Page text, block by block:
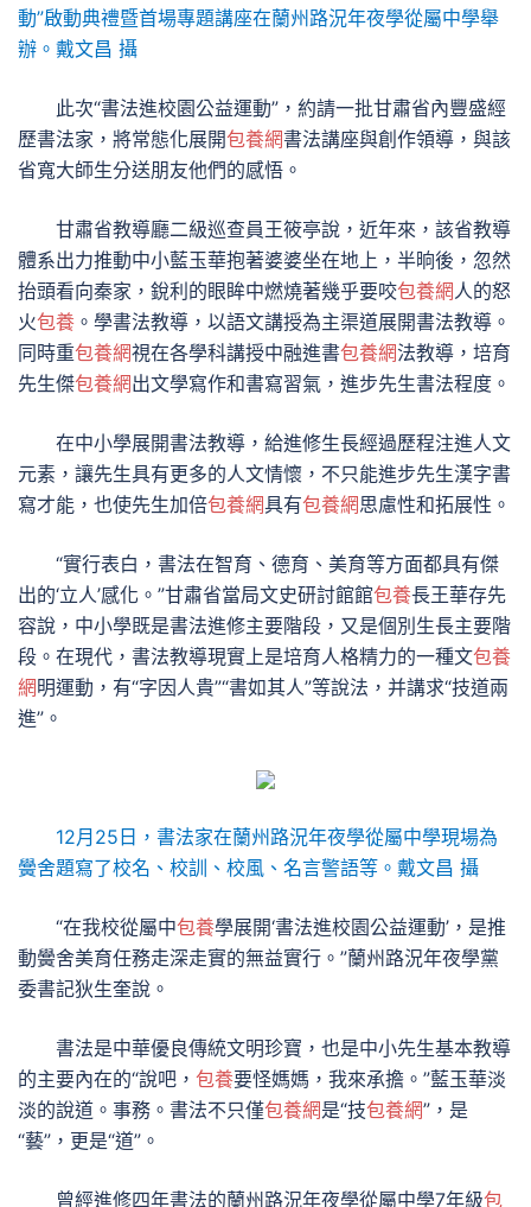
動”啟動典禮暨首場專題講座在蘭州路況年夜學從屬中學舉
辦。戴文昌 攝
此次“書法進校園公益運動”，約請一批甘肅省內豐盛經
歷書法家，將常態化展開包養網書法講座與創作領導，與該
省寬大師生分送朋友他們的感悟。
甘肅省教導廳二級巡查員王筱亭說，近年來，該省教導
體系出力推動中小藍玉華抱著婆婆坐在地上，半晌後，忽然
抬頭看向秦家，銳利的眼眸中燃燒著幾乎要咬包養網人的怒
火包養 。學書法教導，以語文講授為主渠道展開書法教導。
同時重包養網視在各學科講授中融進書包養網法教導，培育
先生傑包養網出文學寫作和書寫習氣，進步先生書法程度。
在中小學展開書法教導，給進修生長經過歷程注進人文
元素，讓先生具有更多的人文情懷，不只能進步先生漢字書
寫才能，也使先生加倍包養網具有包養網思慮性和拓展性。
“實行表白，書法在智育、德育、美育等方面都具有傑
出的‘立人’感化。”甘肅省當局文史研討館館包養長王華存先
容說，中小學既是書法進修主要階段，又是個別生長主要階
段。在現代，書法教導現實上是培育人格精力的一種文包養
網明運動，有“字因人貴”“書如其人”等說法，并講求“技道兩
進”。
12月25日，書法家在蘭州路況年夜學從屬中學現場為
黌舍題寫了校名、校訓、校風、名言警語等。戴文昌 攝
“在我校從屬中包養學展開‘書法進校園公益運動’，是推
動黌舍美育任務走深走實的無益實行。”蘭州路況年夜學黨
委書記狄生奎說。
書法是中華優良傳統文明珍寶，也是中小先生基本教導
的主要內在的“說吧， 包養要怪媽媽，我來承擔。”藍玉華淡
淡的說道。事務。書法不只僅包養網是“技包養網”，是
“藝”，更是“道”。
曾經進修四年書法的蘭州路況年夜學從屬中學7年級包